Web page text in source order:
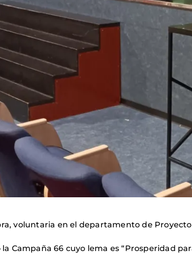
voluntaria en el departamento de
Campaña 66 cuyo lema es “Prosperidad